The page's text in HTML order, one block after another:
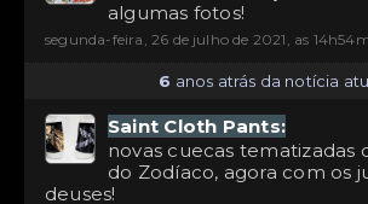
algumas fotos!
segunda-feira, 26 de julho de 2021, as
6 anos atrás da notícia
Saint Cloth Pants:
novas cuecas tematizadas
do Zodíaco, agora com os
deuses!